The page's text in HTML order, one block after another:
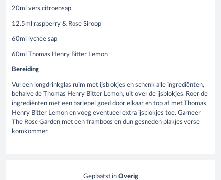
20ml vers citroensap
12.5ml raspberry & Rose Siroop
60ml lychee sap
60ml Thomas Henry Bitter Lemon
Bereiding
Vul een longdrinkglas ruim met ijsblokjes en schenk alle ingrediënten,
behalve de Thomas Henry Bitter Lemon, uit over de ijsblokjes. Roer de
ingrediënten met een barlepel goed door elkaar en top af met Thomas
Henry Bitter Lemon en voeg eventueel extra ijsblokjes toe. Garneer
The Rose Garden met een framboos en dun gesneden plakjes verse
komkommer.
Geplaatst in Overig